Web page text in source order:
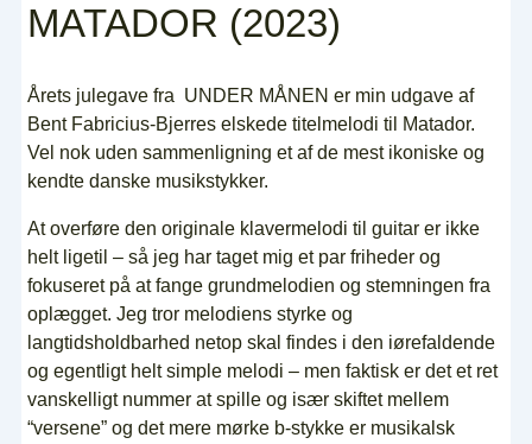
MATADOR (2023)
Årets julegave fra UNDER MÅNEN er min udgave af
Bent Fabricius-Bjerres elskede titelmelodi til Matador.
Vel nok uden sammenligning et af de mest ikoniske og
kendte danske musikstykker.
At overføre den originale klavermelodi til guitar er ikke
helt ligetil – så jeg har taget mig et par friheder og
fokuseret på at fange grundmelodien og stemningen fra
oplægget. Jeg tror melodiens styrke og
langtidsholdbarhed netop skal findes i den iørefaldende
og egentligt helt simple melodi – men faktisk er det et ret
vanskelligt nummer at spille og især skiftet mellem
“versene” og det mere mørke b-stykke er musikalsk